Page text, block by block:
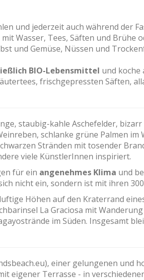
und jederzeit auch während der
Wasser, Tees, Säften und Brühe
und Gemüse, Nüssen und
BIO-Lebensmittel und koche
frischgepressten Säften,
staubig-kahle Aschefelder,
schlanke grüne Palmen im
Stränden mit tosender
viele KünstlerInnen inspiriert.
für ein angenehmes Klima und
nicht ein, sondern ist mit ihren
Höhen auf den Kraterrand
La Graciosa mit
im Süden. Insgesamt
einer gelungenen und
eigener Terrasse - in